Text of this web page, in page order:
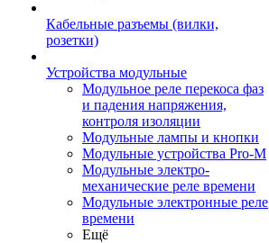
Кабельные разъемы (вилки,
розетки)
Устройства модульные
Модульное реле перекоса фаз
и падения напряжения,
контроля изоляции
Модульные лампы и кнопки
Модульные устройства Pro-M
Модульные электро-
механические реле времени
Модульные электронные реле
времени
Ещё